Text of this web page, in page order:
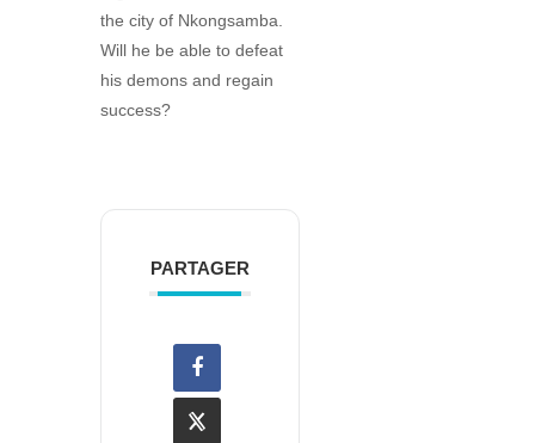
the city of Nkongsamba.
Will he be able to defeat
his demons and regain
success?
PARTAGER